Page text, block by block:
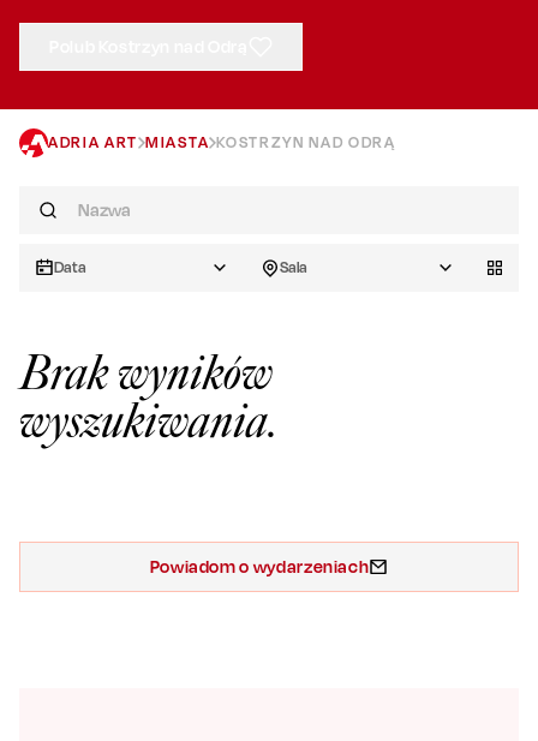
ADRIA ART MIASTA KOSTRZYN NAD ODRĄ
Data Sala
Brak wyników
wyszukiwania.
Powiadom o wydarzeniach